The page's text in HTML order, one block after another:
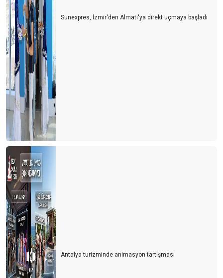
SEZONU BÖYLE UZATIYORUZ
TEŞEKKÜRLER
UÇAKLAR DOLU , OTELLER BOŞ MU?
HAVLU SAVAŞLARINDAN HAVLU HAREKETİNE
LİKYA YOLU ‘SOS’ VERİYOR
TURİZM DOĞAYA MUHTAÇ
BİR ZAMANLAR ‘PAS’ VARDI
RUS TURİST RUBLE’NİN ALTINDA KALDI
GÜNLÜK TURİST GELİŞİ 100 BİNE DAYANDI
KARPUZ
Bayramda Antalya’ya gelecek olanlara çağrım: Müze kartınızla
gelin
TURİZMİ ‘Z’ KUŞAĞINA DEVRETMELİYİZ
5 ay sonra 2019 yılı seviyesindeyiz
SUÇ KİMİN?
Sunexpres, İzmir'den Almatı'ya direkt uçmaya başladı
Antalya turizminde animasyon tartışması